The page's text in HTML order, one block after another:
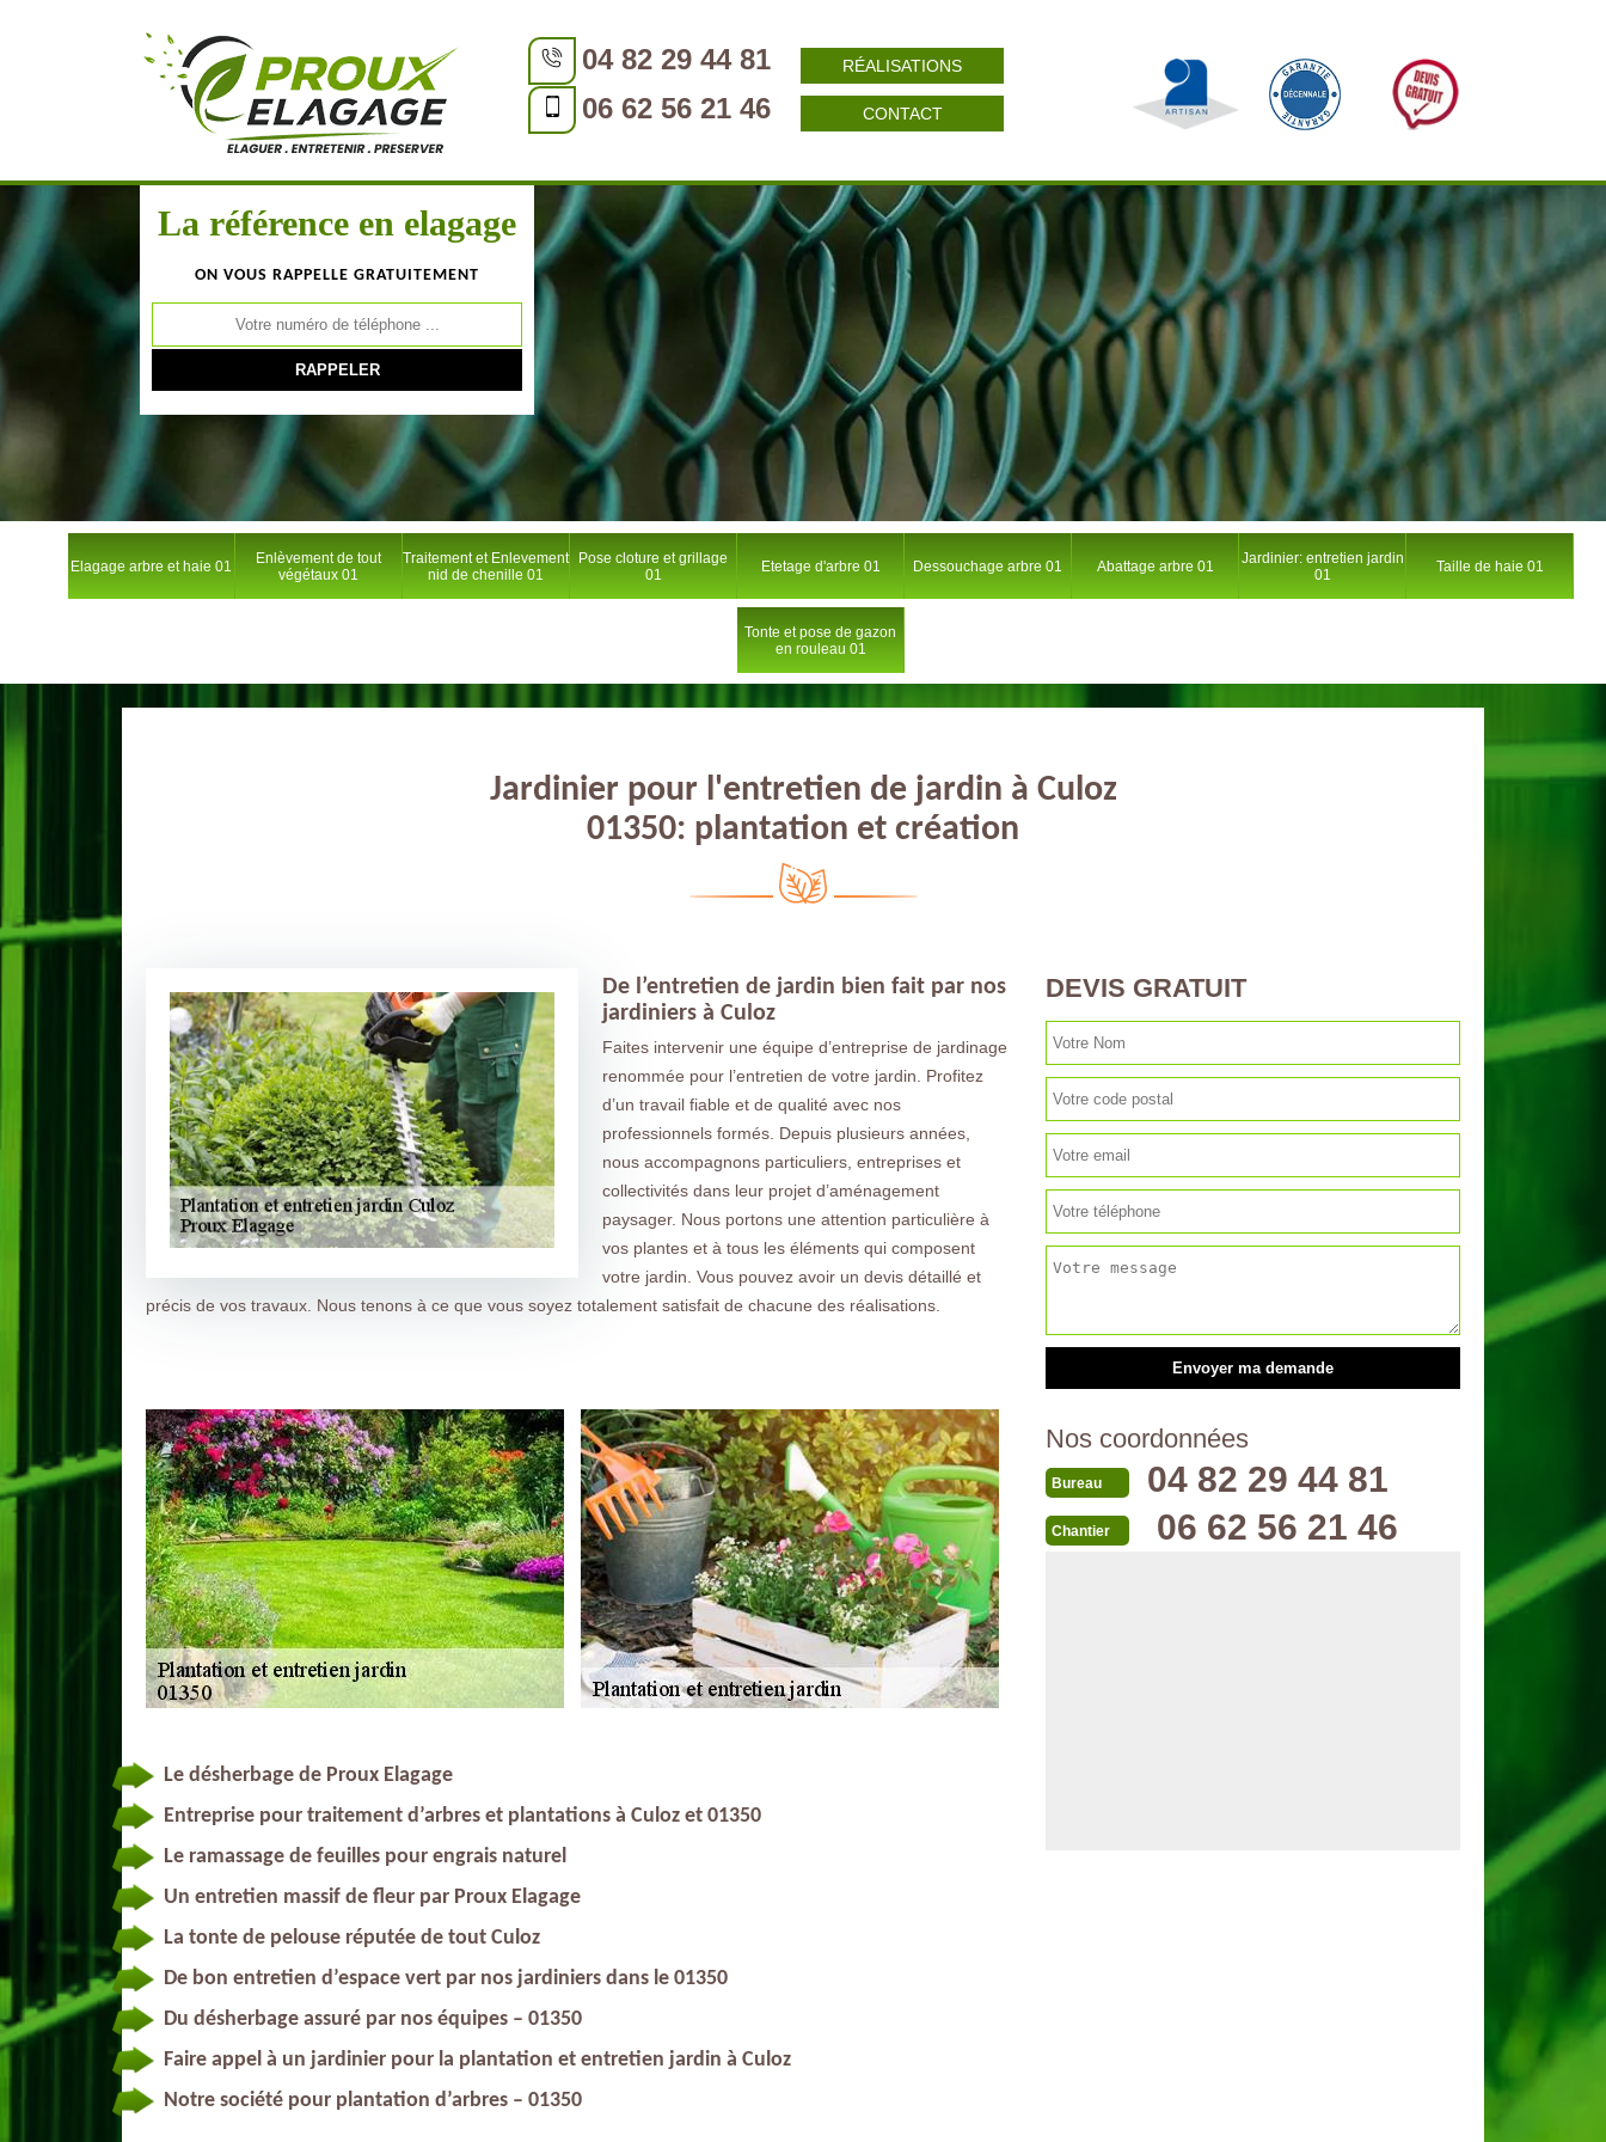
04 82 29 44 81
06 62 56 21 46
RÉALISATIONS
CONTACT
La référence en elagage
ON VOUS RAPPELLE GRATUITEMENT
Elagage arbre et haie 01
Enlèvement de tout
végétaux 01
Traitement et Enlevement
nid de chenille 01
Pose cloture et grillage
01
Etetage d'arbre 01 Dessouchage arbre 01 Abattage arbre 01
Jardinier: entretien jardin
01
Taille de haie 01
Tonte et pose de gazon
en rouleau 01
Jardinier pour l'entretien de jardin à Culoz
01350: plantation et création
De l’entretien de jardin bien fait par nos
jardiniers à Culoz
Faites intervenir une équipe d’entreprise de jardinage
renommée pour l’entretien de votre jardin. Profitez
d’un travail fiable et de qualité avec nos
professionnels formés. Depuis plusieurs années,
nous accompagnons particuliers, entreprises et
collectivités dans leur projet d’aménagement
paysager. Nous portons une attention particulière à
vos plantes et à tous les éléments qui composent
votre jardin. Vous pouvez avoir un devis détaillé et
précis de vos travaux. Nous tenons à ce que vous soyez totalement satisfait de chacune des réalisations.
Le désherbage de Proux Elagage
Entreprise pour traitement d’arbres et plantations à Culoz et 01350
Le ramassage de feuilles pour engrais naturel
Un entretien massif de fleur par Proux Elagage
La tonte de pelouse réputée de tout Culoz
De bon entretien d’espace vert par nos jardiniers dans le 01350
Du désherbage assuré par nos équipes – 01350
Faire appel à un jardinier pour la plantation et entretien jardin à Culoz
Notre société pour plantation d’arbres – 01350
DEVIS GRATUIT
Nos coordonnées
Bureau 04 82 29 44 81
Chantier 06 62 56 21 46